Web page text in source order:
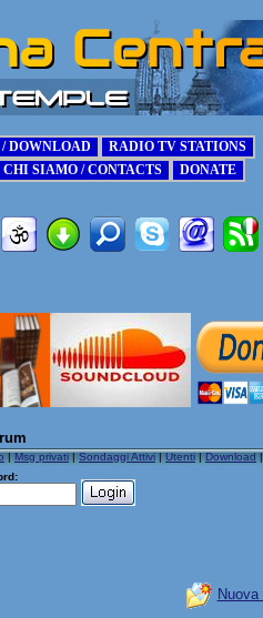
|Msg privati|Sondaggi Attivi|Utenti|Download